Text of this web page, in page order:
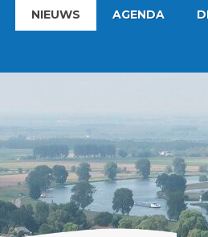
NIEUWS AGENDA